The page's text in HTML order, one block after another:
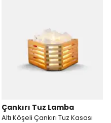
Çankırı Tuz Lamba
Altı Köşeli Çankırı Tuz Kasası